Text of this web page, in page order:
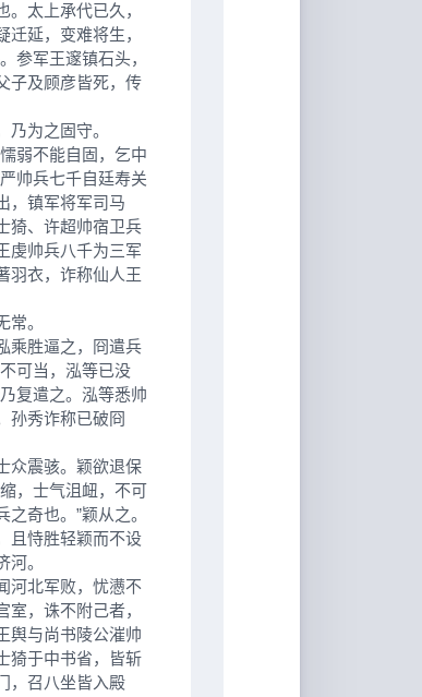
太上承代已久，
延，变难将生，
参军王邃镇石头，
子及顾彦皆死，传
为之固守。
弱不能自固，乞中
帅兵七千自廷寿关
，镇军将军司马
猗、许超帅宿卫兵
虔帅兵八千为三军
羽衣，诈称仙人王
。
胜逼之，冏遣兵
可当，泓等已没
复遣之。泓等悉帅
孙秀诈称已破冏
震骇。颖欲退保
，士气沮衄，不可
奇也。”颖从之。
且恃胜轻颖而不设
。
北军败，忧懑不
，诛不附己者，
舆与尚书陵公漼帅
猗于中书省，皆斩
，召八坐皆入殿